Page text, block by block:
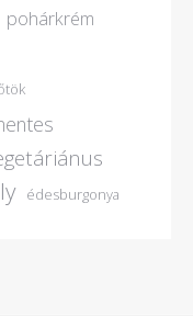
pohárkrém
édesburgonya